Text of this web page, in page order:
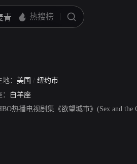
： 美国 / 纽约市
白羊座
热播电视剧集《欲望城市》(Sex and